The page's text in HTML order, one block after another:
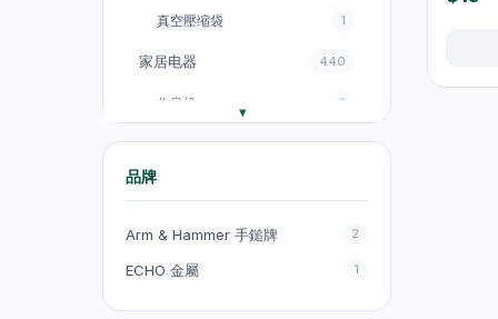
真空壓缩袋 1
家居电器 440
收音机 3
电饭煲 18
电煮锅及煮食锅
电热水壺 19
品牌
Arm & Hammer 手鎚牌 2
ECHO 金屬 1